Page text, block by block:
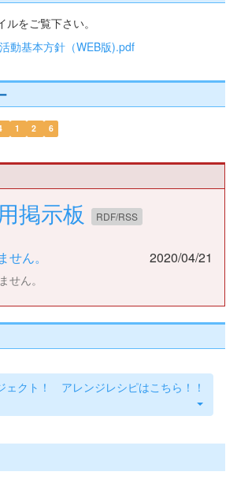
をご覧下さい。
動基本方針（WEB版).pdf
1 2 6
掲示板 RDF/RSS
せん。 2020/04/21
せん。
ェクト！ アレンジレシピはこちら！！